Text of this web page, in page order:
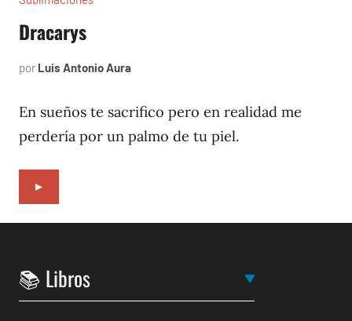
Dracarys
por Luis Antonio Aura
2022
En sueños te sacrifico pero en realidad me
perdería por un palmo de tu piel.
►